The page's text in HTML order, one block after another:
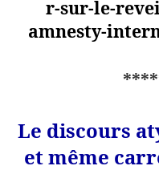
r-sur-le-
amnesty-
Le discours
et même